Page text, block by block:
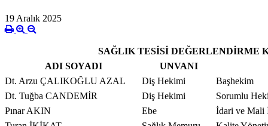
19 Aralık 2025
SAĞLIK TESİSİ DEĞERLENDİRME
ADI SOYADI
UNVANI
Dt. Arzu ÇALIKOĞLU AZAL
Diş Hekimi
Başhekim
Dt. Tuğba CANDEMİR
Diş Hekimi
Sorumlu
Pınar AKIN
Ebe
İdari ve Mali